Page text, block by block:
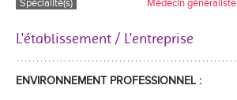
Spécialité(s)
Médecin généraliste
L'établissement / L'entreprise
ENVIRONNEMENT PROFESSIONNEL :